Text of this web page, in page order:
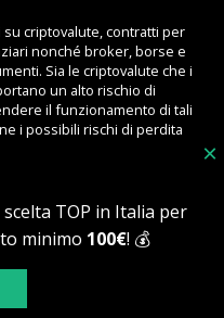
×
scelta TOP in Italia per
minimo 100€! 💰
criptovalute, contratti per
nonché broker, borse e
Sia le criptovalute che i
un alto rischio di
il funzionamento di tali
i possibili rischi di perdita
da ViboBet - Sede legale: Via
(VV) - P.IVA 03393810795 -